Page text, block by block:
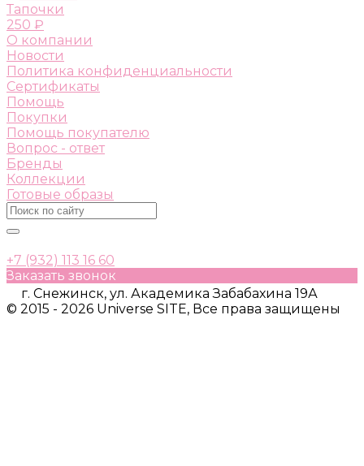
Тапочки
250 ₽
О компании
Новости
Политика конфиденциальности
Сертификаты
Помощь
Покупки
Помощь покупателю
Вопрос - ответ
Бренды
Коллекции
Готовые образы
+7 (932) 113 16 60
Заказать звонок
г. Снежинск, ул. Академика Забабахина 19А
© 2015 - 2026 Universe SITE, Все права защищены